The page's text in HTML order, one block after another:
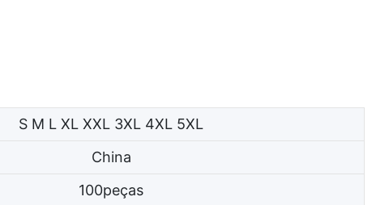
S M L XL XXL 3XL 4XL 5XL
China
100peças